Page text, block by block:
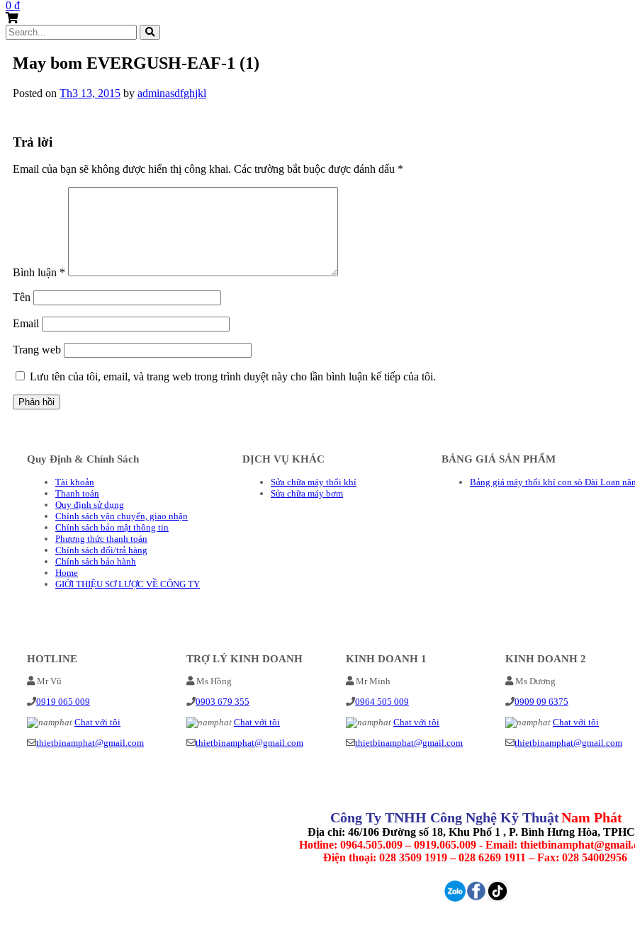
0 ₫
Search
for:
May bom EVERGUSH-EAF-1 (1)
Posted on Th3 13, 2015 by adminasdfghjkl
Trả lời
Email của bạn sẽ không được hiển thị công khai. Các trường bắt buộc được đánh dấu *
Bình luận *
Tên
Email
Trang web
Lưu tên của tôi, email, và trang web trong trình duyệt này cho lần bình luận kế tiếp của tôi.
Quy Định & Chính Sách
Tài khoản
Thanh toán
Quy định sử dụng
Chính sách vận chuyển, giao nhận
Chính sách bảo mật thông tin
Phương thức thanh toán
Chính sách đổi/trả hàng
Chính sách bảo hành
Home
GIỚI THIỆU SƠ LƯỢC VỀ CÔNG TY
DỊCH VỤ KHÁC
Sửa chữa máy thổi khí
Sửa chữa máy bơm
BẢNG GIÁ SẢN PHẨM
Bảng giá máy thổi khí con sò Đài Loan
HOTLINE
Mr Vũ
0919 065 009
Chat với tôi
thietbinamphat@gmail.com
TRỢ LÝ KINH DOANH
Ms Hồng
0903 679 355
Chat với tôi
thietbinamphat@gmail.com
KINH DOANH 1
Mr Minh
0964 505 009
Chat với tôi
thietbinamphat@gmail.com
KINH DOANH 2
Ms Dương
0909 09 6375
Chat với tôi
thietbinamphat@gmail.com
Công Ty TNHH Công Nghệ Kỹ ThuậtNam Phát
Địa chỉ: 46/106 Đường số 18, Khu Phố 1 , P. Bình Hưng Hòa,
Hotline: 0964.505.009 – 0919.065.009 - Email:
Điện thoại: 028 3509 1919 – 028 6269 1911 – Fax: 028 54002956